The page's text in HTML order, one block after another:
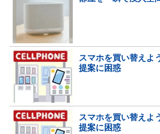
スマホを買い替え
提案に困惑
スマホを買い替え
提案に困惑